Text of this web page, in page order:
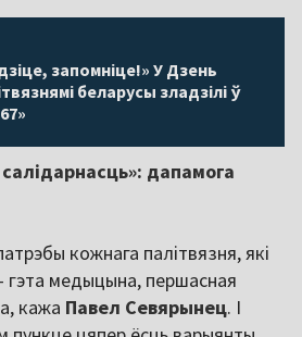
запомніце!» У Дзень
беларусы зладзілі ў
дапамога
кожнага палітвязня, які
гэта медыцына, першасная
кажа Павел Севярынец. І